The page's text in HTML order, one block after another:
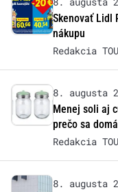
Skenovať Lidl
nákupu
Redakcia
8. augusta
Menej soli aj
prečo sa
Redakcia
8. augusta